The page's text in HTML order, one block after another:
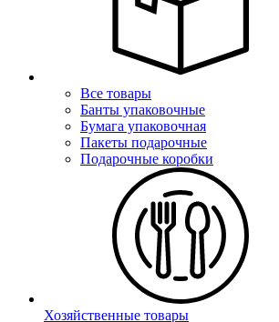
Все товары
Банты упаковочные
Бумага упаковочная
Пакеты подарочные
Подарочные коробки
Хозяйственные товары